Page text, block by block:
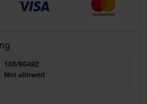
138/95492
Not allowed